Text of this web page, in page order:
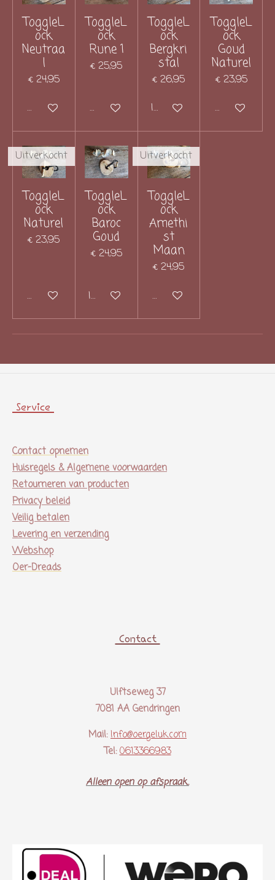
ToggleL
ock
Neutraa
l
€ 24,95
Houd mij op de hoogte
ToggleL
ock
Rune 1
€ 25,95
Houd mij op de hoogte
ToggleL
ock
Bergkri
stal
€ 26,95
In winkelwagen
ToggleL
ock
Goud
Naturel
€ 23,95
Houd mij op
Uitverkocht
ToggleL
ock
Naturel
€ 23,95
Houd mij op de hoogte
ToggleL
ock
Baroc
Goud
€ 24,95
In winkelwagen
Uitverkocht
ToggleL
ock
Amethi
st
Maan
€ 24,95
Houd mij op de hoogte
Service
Contact opnemen
Huisregels & Algemene voorwaarden
Retourneren van producten
Privacy beleid
Veilig betalen
Levering en verzending
Webshop
Oer-Dreads
Contact
Ulftseweg 37
7081 AA Gendringen
Mail: Info@oergeluk.com
Tel: 0613366983
Alleen open op afspraak..